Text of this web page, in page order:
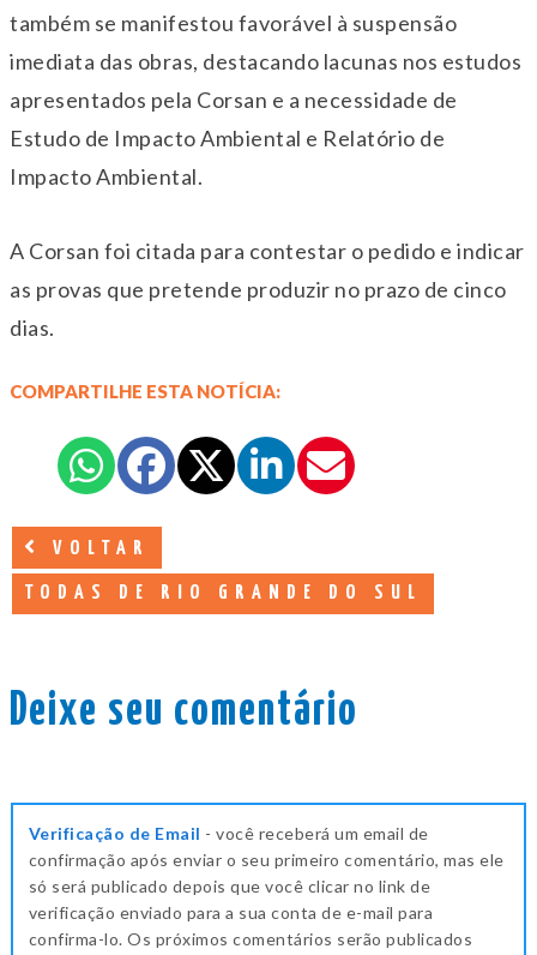
também se manifestou favorável à suspensão
imediata das obras, destacando lacunas nos estudos
apresentados pela Corsan e a necessidade de
Estudo de Impacto Ambiental e Relatório de
Impacto Ambiental.
A Corsan foi citada para contestar o pedido e indicar
as provas que pretende produzir no prazo de cinco
dias.
COMPARTILHE ESTA NOTÍCIA:
VOLTAR
TODAS DE RIO GRANDE DO SUL
Deixe seu comentário
Verificação de Email - você receberá um email de
confirmação após enviar o seu primeiro comentário, mas ele
só será publicado depois que você clicar no link de
verificação enviado para a sua conta de e-mail para
confirma-lo. Os próximos comentários serão publicados